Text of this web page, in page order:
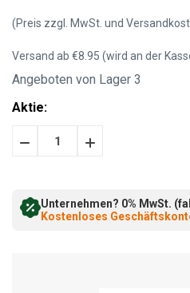
(Preis zzgl. MwSt. und
Versand ab €8.95 (wird an der
Angeboten von Lager 3
Aktie:
Menge Menge
Unternehmen? 0% MwSt.
Kostenloses